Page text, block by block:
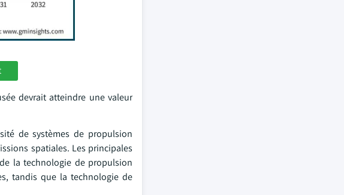
devrait atteindre une valeur
de systèmes de propulsion
spatiales. Les principales
la technologie de propulsion
tandis que la technologie de